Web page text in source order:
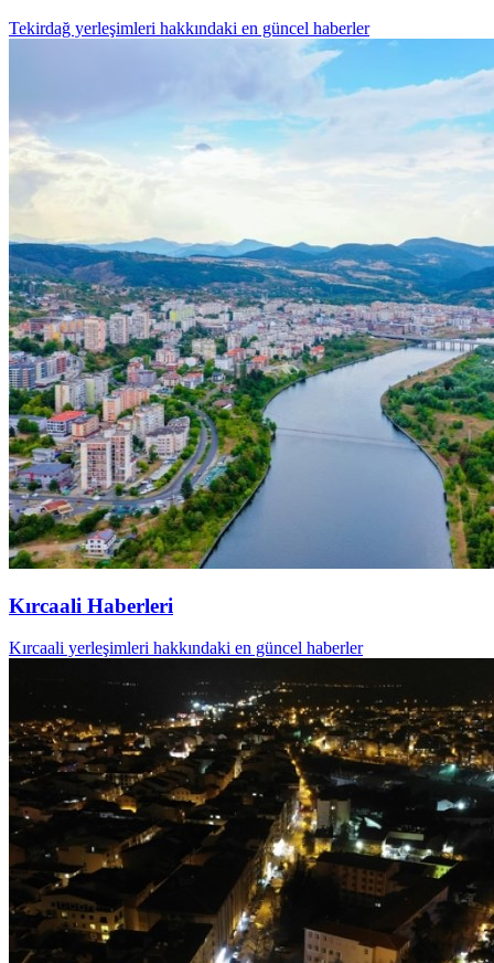
Tekirdağ yerleşimleri hakkındaki en güncel haberler
Kırcaali Haberleri
Kırcaali yerleşimleri hakkındaki en güncel haberler